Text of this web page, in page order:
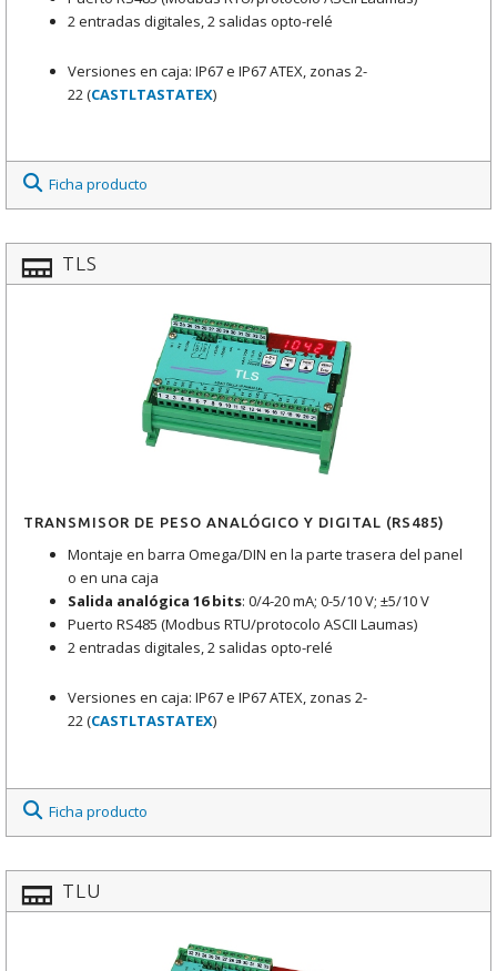
2 entradas digitales, 2 salidas opto-relé
Versiones en caja: IP67 e IP67 ATEX, zonas 2-
22 (CASTLTASTATEX)
Ficha producto
TLS
TRANSMISOR DE PESO ANALÓGICO Y DIGITAL (RS485)
Montaje en barra Omega/DIN en la parte trasera del panel
o en una caja
Salida analógica 16 bits: 0/4-20 mA; 0-5/10 V; ±5/10 V
Puerto RS485 (Modbus RTU/protocolo ASCII Laumas)
2 entradas digitales, 2 salidas opto-relé
Versiones en caja: IP67 e IP67 ATEX, zonas 2-
22 (CASTLTASTATEX)
Ficha producto
TLU